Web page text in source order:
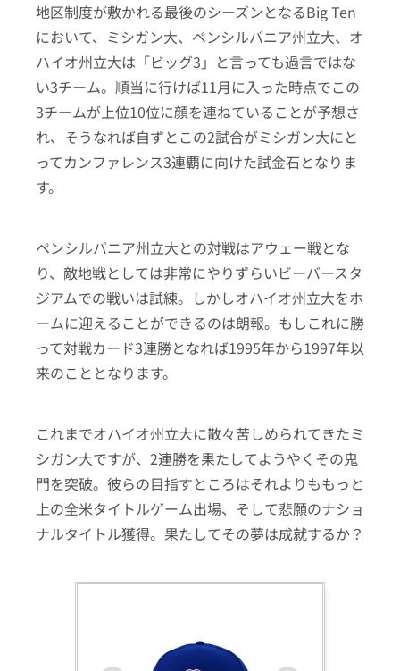
地区制度が敷かれる最後のシーズンとなるBig Ten
において、ミシガン大、ペンシルバニア州立大、オ
ハイオ州立大は「ビッグ3」と言っても過言ではな
い3チーム。順当に行けば11月に入った時点でこの
3チームが上位10位に顔を連ねていることが予想さ
れ、そうなれば自ずとこの2試合がミシガン大にと
ってカンファレンス3連覇に向けた試金石となりま
す。
ペンシルバニア州立大との対戦はアウェー戦とな
り、敵地戦としては非常にやりずらいビーバースタ
ジアムでの戦いは試練。しかしオハイオ州立大をホ
ームに迎えることができるのは朗報。もしこれに勝
って対戦カード3連勝となれば1995年から1997年以
来のこととなります。
これまでオハイオ州立大に散々苦しめられてきたミ
シガン大ですが、2連勝を果たしてようやくその鬼
門を突破。彼らの目指すところはそれよりももっと
上の全米タイトルゲーム出場、そして悲願のナショ
ナルタイトル獲得。果たしてその夢は成就するか？